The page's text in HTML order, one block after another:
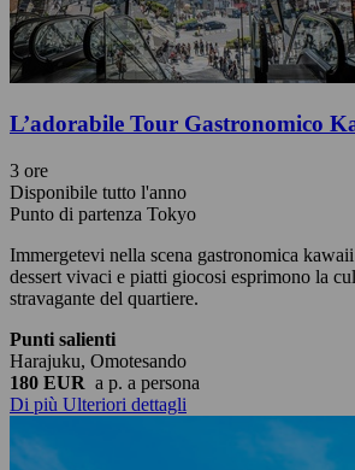
L’adorabile Tour Gastronomico
3 ore
Disponibile tutto l'anno
Punto di partenza Tokyo
Immergetevi nella scena gastronomica
dessert vivaci e piatti giocosi esprimono la
stravagante del quartiere.
Punti salienti
Harajuku, Omotesando
180 EUR a p. a persona
Di più Ulteriori dettagli